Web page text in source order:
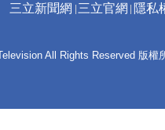
三立新聞網 三立官網 隱私
All Rights Reserved 版權